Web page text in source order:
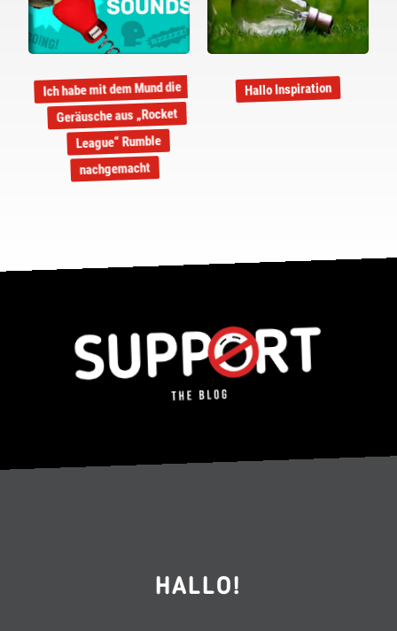
Ich habe mit dem Mund die
Geräusche aus „Rocket
League“ Rumble
nachgemacht
Hallo Inspiration
HALLO!